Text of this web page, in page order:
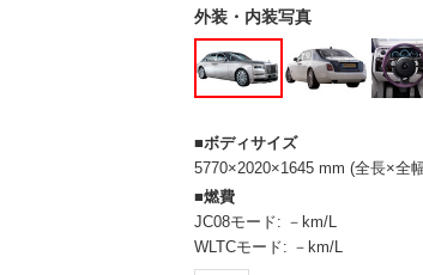
外装・内装写真
ボディサイズ
5770×2020×1645 mm (全長×全
燃費
JC08モード: －km/L
WLTCモード: －km/L